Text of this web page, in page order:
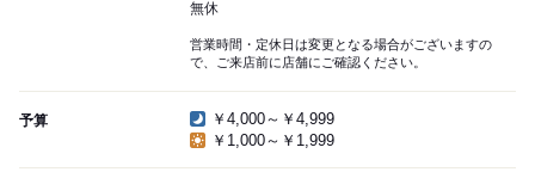
無休
営業時間・定休日は変更となる場合がございますの
で、ご来店前に店舗にご確認ください。
予算
￥4,000～￥4,999
￥1,000～￥1,999